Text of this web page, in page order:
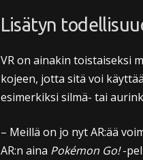
Lisätyn
VR on ainakin toistaiseksi
kojeen, jotta sitä voi
esimerkiksi silmä- tai
– Meillä on jo nyt AR:ää
AR:n aina Pokémon Go!-